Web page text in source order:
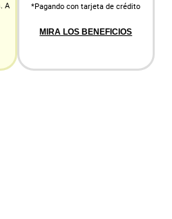
A
*Pagando con tarjeta de crédito
MIRA LOS BENEFICIOS